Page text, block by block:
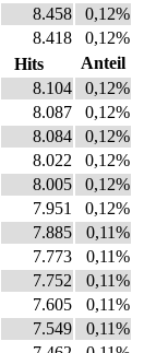
8.458
0,12%
8.418
0,12%
Hits
Anteil
8.104
0,12%
8.087
0,12%
8.084
0,12%
8.022
0,12%
8.005
0,12%
7.951
0,12%
7.885
0,11%
7.773
0,11%
7.752
0,11%
7.605
0,11%
7.549
0,11%